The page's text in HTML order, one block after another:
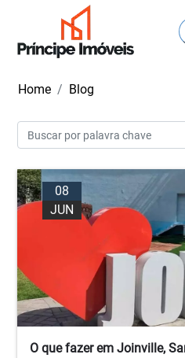
Home Blog
08
JUN
O que fazer em Joinville,